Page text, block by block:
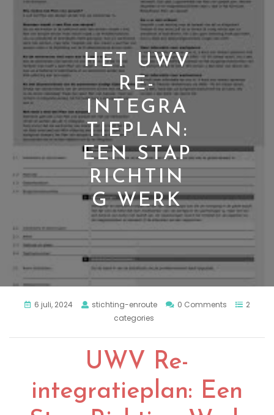
HET UWV
RE-
INTEGRA
TIEPLAN:
EEN STAP
RICHTIN
G WERK
6 juli, 2024 stichting-enroute 0 Comments
2
categories
UWV Re-
integratieplan: Een